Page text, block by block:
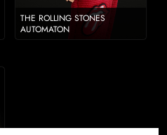
THE ROLLING STONES
AUTOMATON